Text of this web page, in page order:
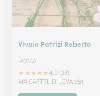
Vivaio Patrizi Roberto
ROMA
★★★★★4.9 (23)
VIA CASTEL DI LEVA 251